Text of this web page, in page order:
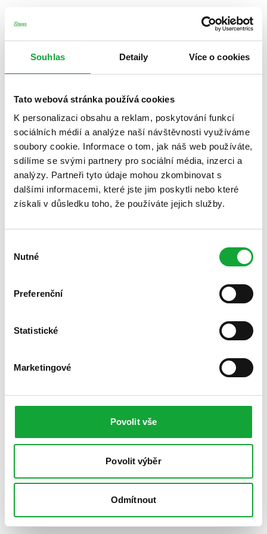
Souhlas Detaily Více o cookies
Tato webová stránka používá cookies
K personalizaci obsahu a reklam, poskytování funkcí
sociálních médií a analýze naší návštěvnosti využíváme
soubory cookie. Informace o tom, jak náš web používáte,
sdílíme se svými partnery pro sociální média, inzerci a
analýzy. Partneři tyto údaje mohou zkombinovat s
dalšími informacemi, které jste jim poskytli nebo které
získali v důsledku toho, že používáte jejich služby.
souhlasu
Nutné
Preferenční
Statistické
Marketingové
Povolit vše
Povolit výběr
Odmítnout